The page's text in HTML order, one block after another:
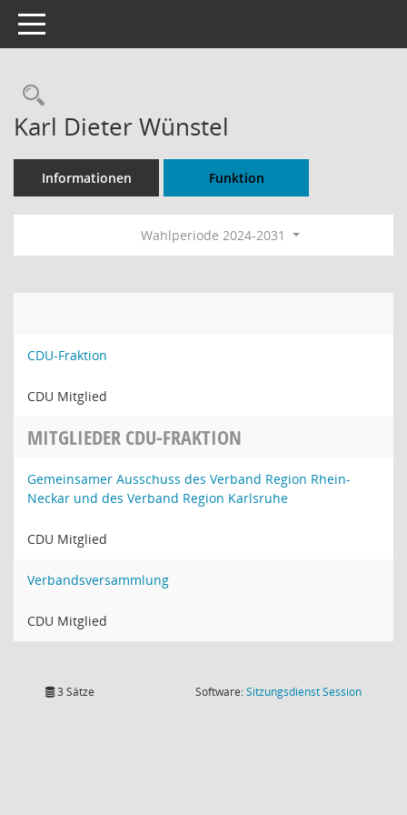
Toggle navigation
Rechercheauswahl
Karl Dieter Wünstel
Informationen Funktion
Wahlperiode 2024-2031
CDU-Fraktion
CDU Mitglied
MITGLIEDER CDU-FRAKTION
Gemeinsamer Ausschuss des Verband Region Rhein-
Neckar und des Verband Region Karlsruhe
CDU Mitglied
Verbandsversammlung
CDU Mitglied
3 Sätze Software:SitzungsdienstSession(Wird in